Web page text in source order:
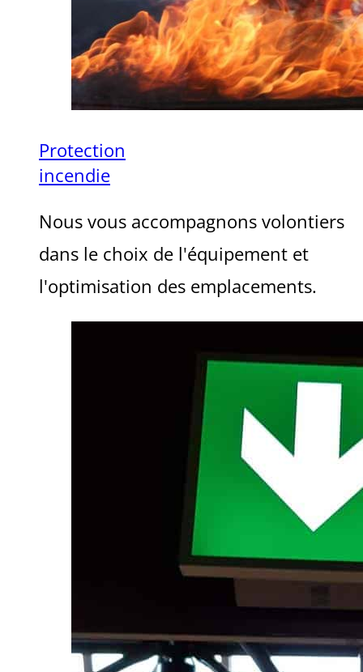
Protection
incendie
Nous vous accompagnons volontiers
dans le choix de l'équipement et
l'optimisation des emplacements.